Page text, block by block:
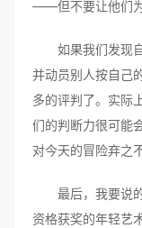
——但不要让他们为
如果我们发现自
并动员别人按自己
多的评判了。实际
们的判断力很可能
对今天的冒险弃之
最后，我要说的
资格获奖的年轻艺